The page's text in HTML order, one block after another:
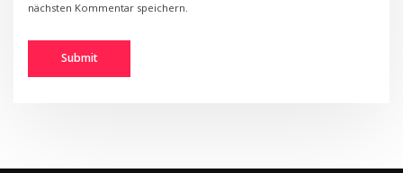
nächsten Kommentar speichern.